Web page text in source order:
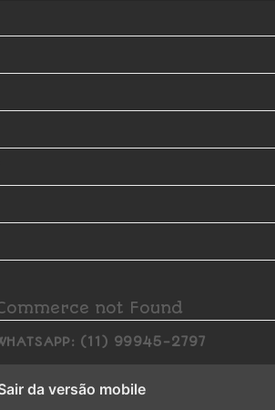
not Found
(11) 99945-2797
da versão mobile